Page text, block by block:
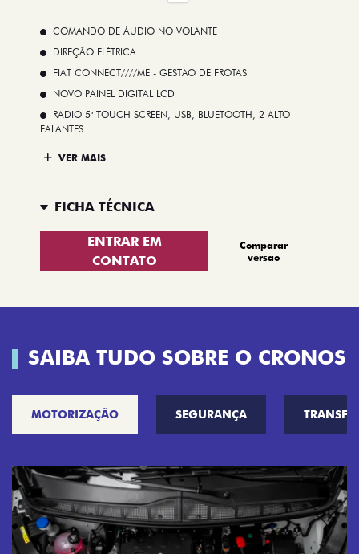
COMANDO DE ÁUDIO NO VOLANTE
DIREÇÃO ELÉTRICA
FIAT CONNECT////ME - GESTAO DE FROTAS
NOVO PAINEL DIGITAL LCD
RADIO 5" TOUCH SCREEN, USB, BLUETOOTH, 2 ALTO-
FALANTES
VER MAIS
FICHA TÉCNICA
ENTRAR EM
CONTATO
Comparar
versão
SAIBA TUDO SOBRE O CRONOS
MOTORIZAÇÃO SEGURANÇA